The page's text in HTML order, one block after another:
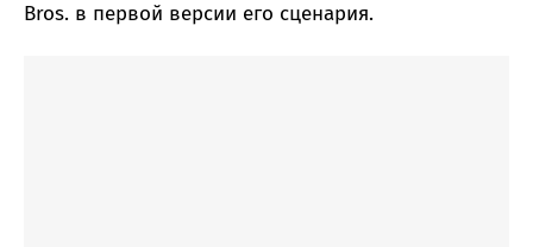
Bros. в первой версии его сценария.